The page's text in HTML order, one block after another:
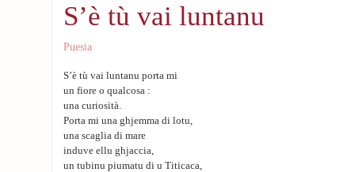
S’è tù vai luntanu
Puesia
S’è tù vai luntanu porta mi
un fiore o qualcosa :
una curiosità.
Porta mi una ghjemma di lotu,
una scaglia di mare
induve ellu ghjaccia,
un tubinu piumatu di u Titicaca,